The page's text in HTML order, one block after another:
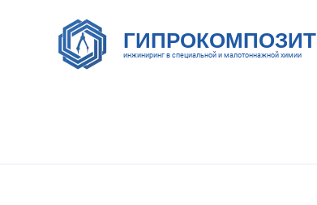
ГИПРОКОМПОЗИТ
инжиниринг в специальной и малотоннажной химии